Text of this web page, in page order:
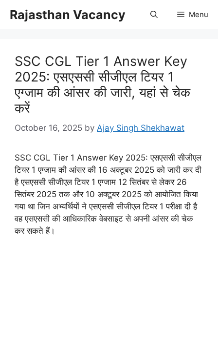
Rajasthan Vacancy Menu
SSC CGL Tier 1 Answer Key
2025: एसएससी सीजीएल टियर 1
एग्जाम की आंसर की जारी, यहां से चेक
करें
October 16, 2025 by Ajay Singh Shekhawat
SSC CGL Tier 1 Answer Key 2025: एसएससी सीजीएल
टियर 1 एग्जाम की आंसर की 16 अक्टूबर 2025 को जारी कर दी
है एसएससी सीजीएल टियर 1 एग्जाम 12 सितंबर से लेकर 26
सितंबर 2025 तक और 10 अक्टूबर 2025 को आयोजित किया
गया था जिन अभ्यर्थियों ने एसएससी सीजीएल टियर 1 परीक्षा दी है
वह एसएससी की आधिकारिक वेबसाइट से अपनी आंसर की चेक
कर सकते हैं।